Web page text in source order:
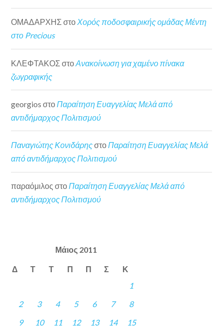
ΟΜΑΔΑΡΧΗΣ στοΧορός ποδοσφαιρικής ομάδας Μέντη
στο Precious
ΚΛΕΦΤΑΚΟΣ στοΑνακοίνωση για χαμένο πίνακα
ζωγραφικής
georgios στο Παραίτηση Ευαγγελίας Μελά από
αντιδήμαρχος Πολιτισμού
Παναγιώτης ΚονιδάρηςστοΠαραίτηση Ευαγγελίας Μελά
από αντιδήμαρχος Πολιτισμού
παραόμιλος στοΠαραίτηση Ευαγγελίας Μελά από
αντιδήμαρχος Πολιτισμού
Μάιος 2011
Δ Τ Τ Π Π Σ Κ
1
2
3 4 5 6 7
8
9
10 11 12 13 14
15